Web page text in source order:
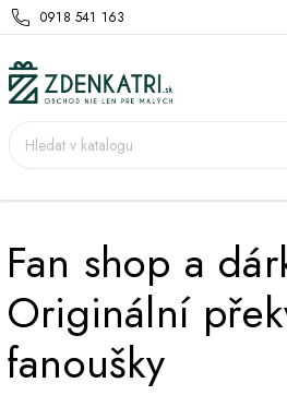
0918 541 163
Fan shop a
Originální
fanoušky